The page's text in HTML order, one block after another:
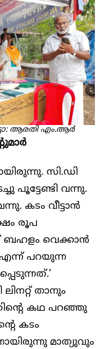
ആരതി എം.ആർ
സി.ഡി
പൂട്ടേണ്ടി വന്നു.
കടം വീട്ടാൻ
രൂപ
ബഹളം വെക്കാൻ
പറയുന്ന
താനും
കഥ പറഞ്ഞു
കടം
മാത്യുവും